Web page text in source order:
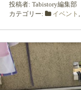
投稿者: Tabistory編集部
カテゴリー:
イベント ,